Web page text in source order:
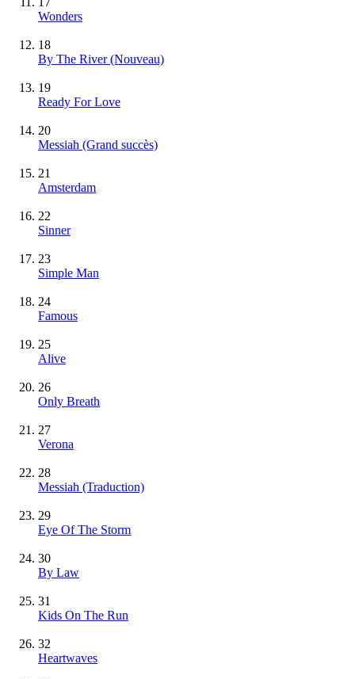
Wonders
18
By The River(Nouveau)
19
Ready For Love
20
Messiah (Grand succès)
21
Amsterdam
22
Sinner
23
Simple Man
24
Famous
25
Alive
26
Only Breath
27
Verona
28
Messiah (Traduction)
29
Eye Of The Storm
30
By Law
31
Kids On The Run
32
Heartwaves